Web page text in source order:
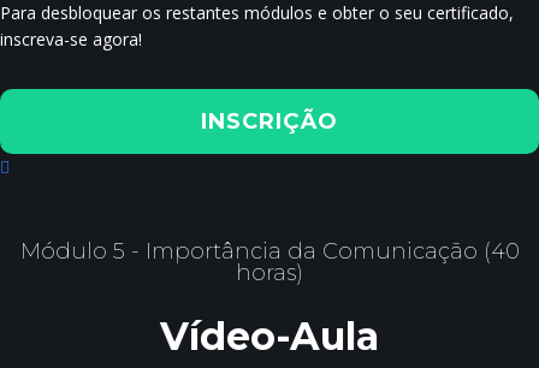
Para desbloquear os restantes módulos e obter o seu certificado,
inscreva-se agora!
INSCRIÇÃO
Módulo 5 - Importância da Comunicação (40
horas)
Vídeo-Aula